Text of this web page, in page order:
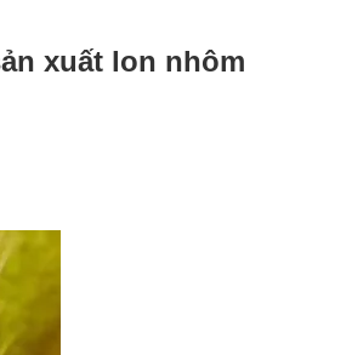
xuất lon nhôm